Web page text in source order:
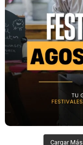
Cargar Más